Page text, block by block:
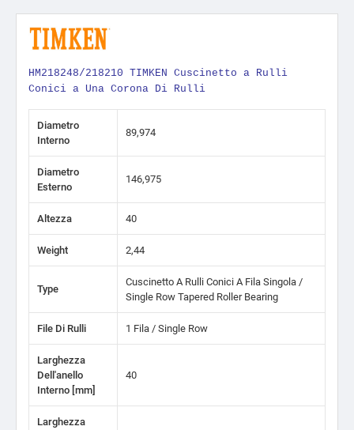
HM218248/218210 TIMKEN Cuscinetto a Rulli
Conici a Una Corona Di Rulli
Diametro
Interno
89,974
Diametro
Esterno
146,975
Altezza 40
Weight 2,44
Type
Cuscinetto A Rulli Conici A Fila Singola /
Single Row Tapered Roller Bearing
File Di Rulli 1 Fila / Single Row
Larghezza
Dell'anello
Interno [mm]
40
Larghezza